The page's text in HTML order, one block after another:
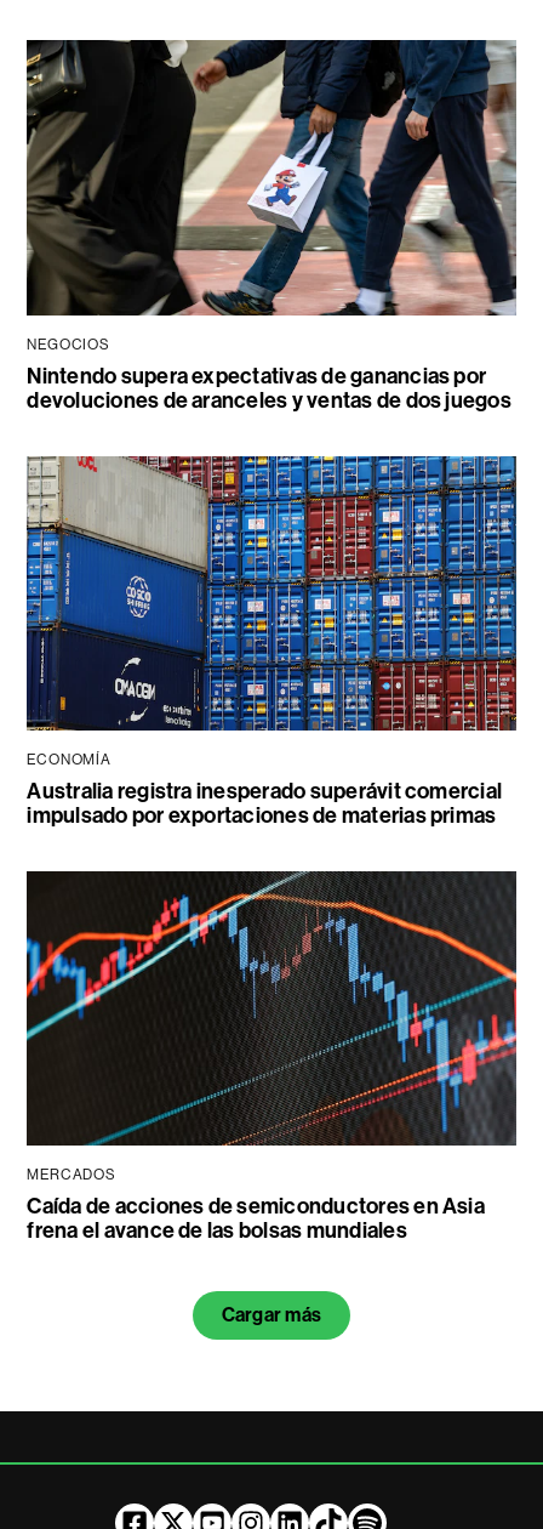
NEGOCIOS
Nintendo supera expectativas de ganancias por
devoluciones de aranceles y ventas de dos juegos
ECONOMÍA
Australia registra inesperado superávit comercial
impulsado por exportaciones de materias primas
MERCADOS
Caída de acciones de semiconductores en Asia
frena el avance de las bolsas mundiales
Cargar más